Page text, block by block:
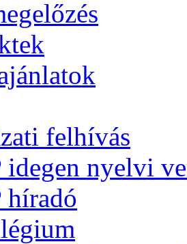
felhívás
idegen nyelvi
híradó